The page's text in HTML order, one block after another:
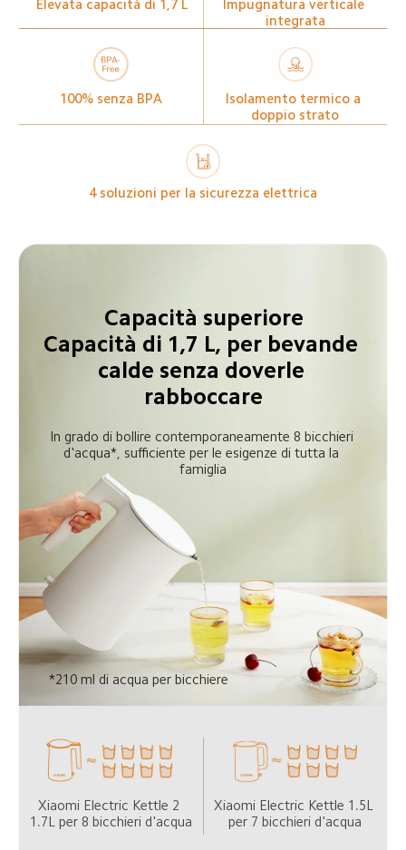
Elevata capacità di 1,7 L
Impugnatura verticale
integrata
100% senza BPA
Isolamento termico a
doppio strato
4 soluzioni per la sicurezza elettrica
Capacità superiore
Capacità di 1,7 L, per bevande
calde senza doverle
rabboccare
In grado di bollire contemporaneamente 8 bicchieri
d'acqua*, sufficiente per le esigenze di tutta la
famiglia
*210 ml di acqua per bicchiere
Xiaomi Electric Kettle 2
1.7L per 8 bicchieri d'acqua
Xiaomi Electric Kettle 1.5L
per 7 bicchieri d'acqua